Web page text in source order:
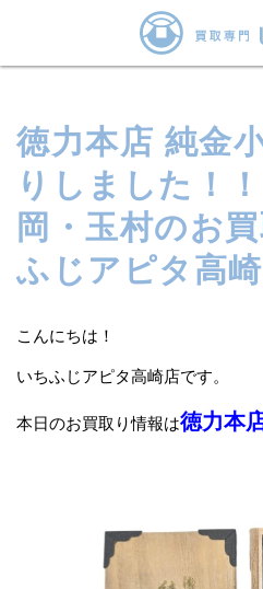
徳力本店 純金
りしました！
岡・玉村のお
ふじアピタ高崎
こんにちは！
いちふじアピタ高崎店です。
本日のお買取り情報は徳力本